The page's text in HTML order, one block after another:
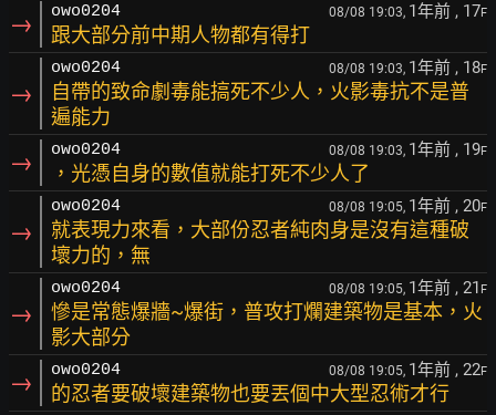
→ owo0204 08/08 19:03, 1年前 , 17F
跟大部分前中期人物都有得打
→
owo0204 08/08 19:03, 1年前 , 18F
自帶的致命劇毒能搞死不少人，火影毒抗不是普
遍能力
→ owo0204 08/08 19:03, 1年前 , 19F
，光憑自身的數值就能打死不少人了
→
owo0204 08/08 19:05, 1年前 , 20F
就表現力來看，大部份忍者純肉身是沒有這種破
壞力的，無
→
owo0204 08/08 19:05, 1年前 , 21 F
慘是常態爆牆~爆街，普攻打爛建築物是基本，火
影大部分
→ owo0204 08/08 19:05, 1年前 , 22F
的忍者要破壞建築物也要丟個中大型忍術才行